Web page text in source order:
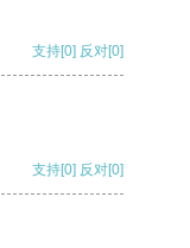
支持[0] 反对[0]
支持[0] 反对[0]